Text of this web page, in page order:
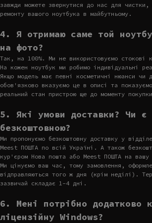
завжди можете звернутися до нас для чистки,
ремонту вашого ноутбука в майбутньому.
4. Я отримаю саме той
на фото?
Так, на 100%. Ми не використовуємо стокові
На кожен ноутбук ми робимо індивідуальні
Якщо модель має певні косметичні нюанси чи
обов'язково вказуємо це в описі та
реальний стан пристрою ще до моменту
5. Які умови доставки? Чи є
безкоштовною?
Ми пропонуємо безкоштовну доставку у
Meest ПОШТА по всій Україні. А також
кур'єром Нова пошта або Meest ПОШТА на вашу
Ми цінуємо ваш час, тому замовлення,
відправляються того ж дня (крім неділі).
зазвичай складає 1-4 дні.
6. Мені потрібно додатково
ліцензійну Windows?